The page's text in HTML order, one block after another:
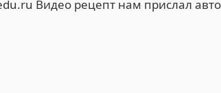
Видео рецепт нам прислал